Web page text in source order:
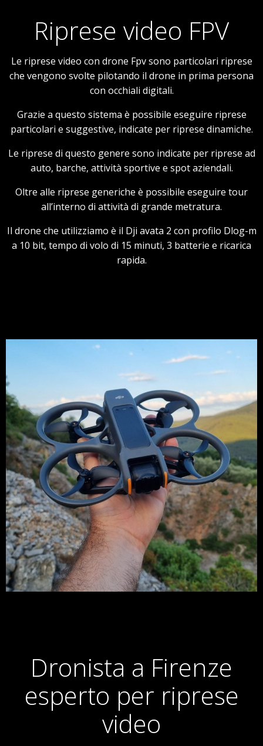
Riprese video FPV
Le riprese video con drone Fpv sono particolari riprese
che vengono svolte pilotando il drone in prima persona
con occhiali digitali.
Grazie a questo sistema è possibile eseguire riprese
particolari e suggestive, indicate per riprese dinamiche.
Le riprese di questo genere sono indicate per riprese ad
auto, barche, attività sportive e spot aziendali.
Oltre alle riprese generiche è possibile eseguire tour
all’interno di attività di grande metratura.
Il drone che utilizziamo è il Dji avata 2 con profilo Dlog-m
a 10 bit, tempo di volo di 15 minuti, 3 batterie e ricarica
rapida.
Dronista a Firenze
esperto per riprese
video